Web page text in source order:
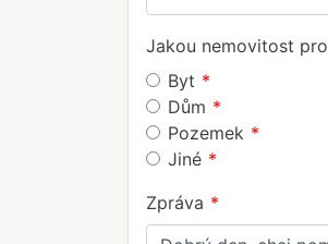
Jakou nemovitost
Byt
Dům
Pozemek
Jiné
Zpráva